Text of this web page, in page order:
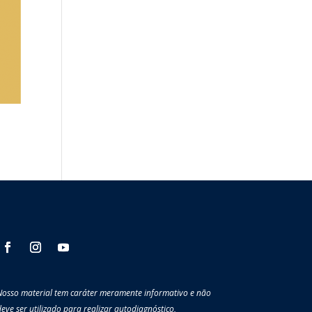
material tem caráter meramente informativo e não
ser utilizado para realizar autodiagnóstico,